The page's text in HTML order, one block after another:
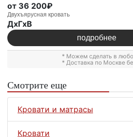
от 36 200₽
Двухъярусная кровать
ДxГxВ
подробнее
* Можем сделать в
* Доставка по Москве
Смотрите еще
Кровати и матрасы
Кровати